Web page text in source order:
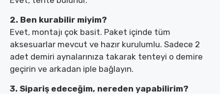
2. Ben kurabilir miyim?
Evet, montajı çok basit. Paket içinde tüm
aksesuarlar mevcut ve hazır kurulumlu. Sadece 2
adet demiri aynalarınıza takarak tenteyi o demire
geçirin ve arkadan iple bağlayın.
3. Sipariş edeceğim, nereden yapabilirim?